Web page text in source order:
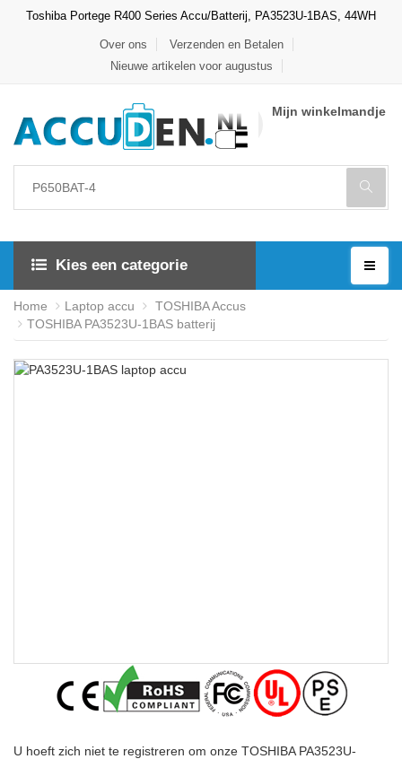
Toshiba Portege R400 Series Accu/Batterij, PA3523U-1BAS, 44WH
Over ons
Verzenden en Betalen
Nieuwe artikelen voor augustus
Mijn winkelmandje
Kies een categorie
Home Laptop accu
TOSHIBA Accus
TOSHIBA PA3523U-1BAS batterij
U hoeft zich niet te registreren om onze TOSHIBA PA3523U-